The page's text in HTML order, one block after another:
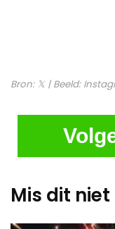
Bron: 𝕏 | Beeld:
Mis dit niet